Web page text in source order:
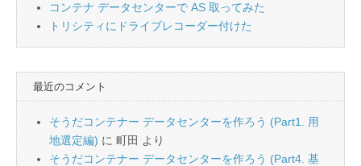
コンテナ データセンターで AS 取ってみた
トリシティにドライブレコーダー付けた
最近のコメント
そうだコンテナー データセンターを作ろう (Part1. 用
地選定編) に 町田 より
そうだコンテナー データセンターを作ろう (Part4. 基